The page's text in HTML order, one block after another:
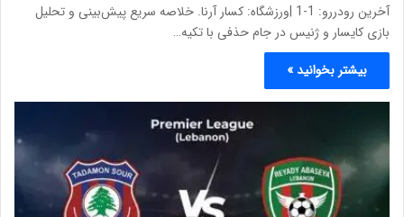
آخرین رودررو: 1-1 |ورزشگاه: کسار آرنا. خلاصه سریع پیش‌بینی و تحلیل
بازی کایسار و ژنیس در جام حذفی با تکیه…
بیشتر بخوانید »